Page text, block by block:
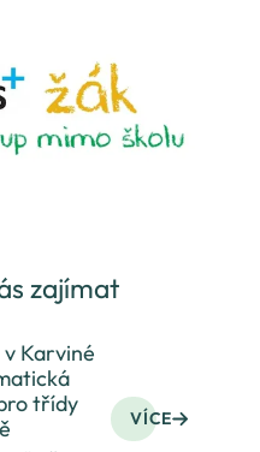
zajímat
Karviné
třídy
VÍCE